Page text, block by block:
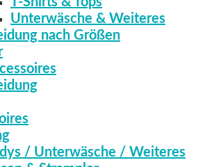
Unterwäsche & Weiteres
nach Größen
/ Unterwäsche / Weiteres